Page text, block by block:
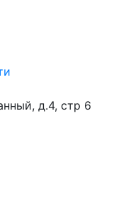
д.4, стр 6